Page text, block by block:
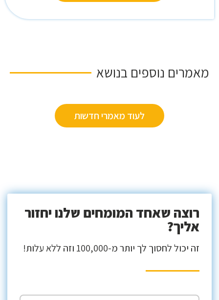
מאמרים נוספים בנושא
לעוד מאמרי חדשות
רוצה שאחד המומחים שלנו יחזור
אליך?
זה יכול לחסוך לך יותר מ-100,000 וזה ללא עלות!